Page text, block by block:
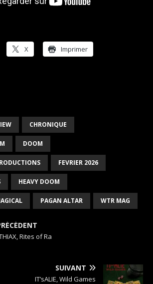
X Imprimer
CHRONIQUE
DOOM
FEVRIER 2026
HEAVY DOOM
PAGAN ALTAR WTR MAG
Rites of Ra
SUIVANT
IT’sALIE, Wild Games